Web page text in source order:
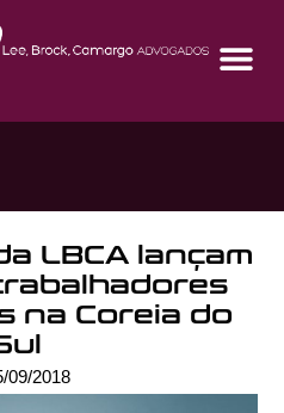
LBCA lançam
na Coreia do
09/2018